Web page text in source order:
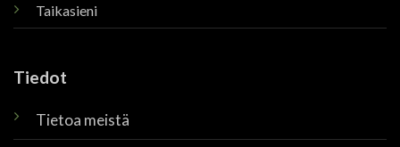
Taikasieni
Tiedot
Tietoa meistä